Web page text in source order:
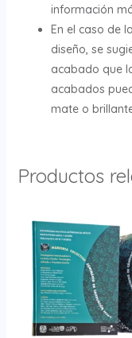
información
En el caso de
diseño, se
acabado que
acabados
mate o
Productos